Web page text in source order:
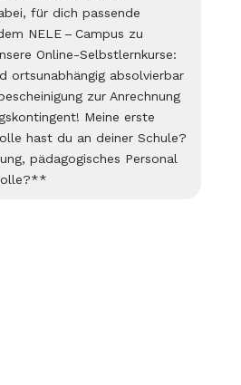
für dich passende
NELE – Campus zu
Online-Selbstlernkurse:
ortsunabhängig absolvierbar
zur Anrechnung
Meine erste
hast du an deiner Schule?
pädagogisches Personal